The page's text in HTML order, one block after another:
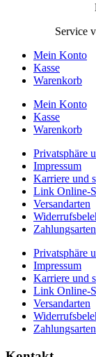
Service
Mein Konto
Kasse
Warenkorb
Mein Konto
Kasse
Warenkorb
Privatsphäre
Impressum
Karriere und
Link Online-
Versandarten
Zahlungsarten
Privatsphäre
Impressum
Karriere und
Link Online-
Versandarten
Zahlungsarten